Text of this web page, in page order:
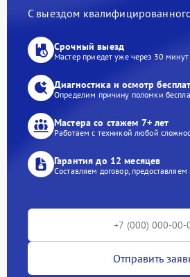
С выездом
Срочный выезд
Мастер приедет уже через 30 минут
Диагностика и осмотр
Определим причину поломки
Мастера со стажем 7+ лет
Работаем с техникой любой
Гарантия до 12 месяцев
Составляем договор, предоставляем
Отправить